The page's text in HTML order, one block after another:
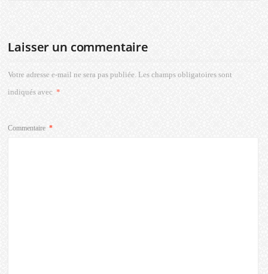
Laisser un commentaire
Votre adresse e-mail ne sera pas publiée. Les champs obligatoires sont
indiqués avec *
Commentaire *